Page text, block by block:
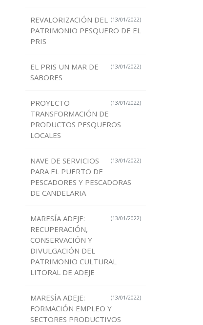
(13/01/2022)
REVALORIZACIÓN DEL
PATRIMONIO PESQUERO DE EL
PRIS
(13/01/2022)
EL PRIS UN MAR DE
SABORES
(13/01/2022)
PROYECTO
TRANSFORMACIÓN DE
PRODUCTOS PESQUEROS
LOCALES
(13/01/2022)
NAVE DE SERVICIOS
PARA EL PUERTO DE
PESCADORES Y PESCADORAS
DE CANDELARIA
(13/01/2022)
MARESÍA ADEJE:
RECUPERACIÓN,
CONSERVACIÓN Y
DIVULGACIÓN DEL
PATRIMONIO CULTURAL
LITORAL DE ADEJE
(13/01/2022)
MARESÍA ADEJE:
FORMACIÓN EMPLEO Y
SECTORES PRODUCTIVOS